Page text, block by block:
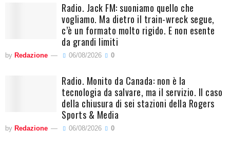
Radio. Jack FM: suoniamo quello che
vogliamo. Ma dietro il train-wreck segue,
c’è un formato molto rigido. E non esente
da grandi limiti
by Redazione 06/08/2026 0
Radio. Monito da Canada: non è la
tecnologia da salvare, ma il servizio. Il caso
della chiusura di sei stazioni della Rogers
Sports & Media
by Redazione 06/08/2026 0